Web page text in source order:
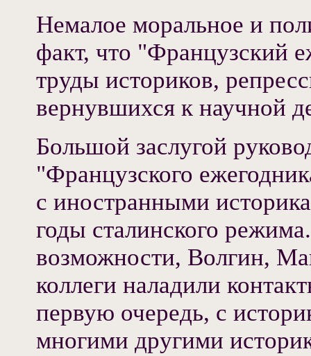
Немалое моральное и
факт, что "Французский
труды историков,
вернувшихся к научной
Большой заслугой
"Французского
с иностранными
годы сталинского
возможности, Волгин,
коллеги наладили
первую очередь, с
многими другими